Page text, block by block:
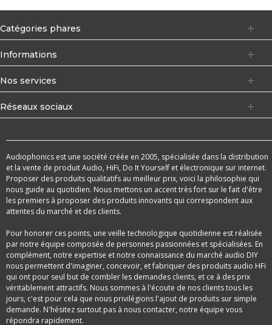
Catégories phares
Informations
Nos services
Réseaux sociaux
Audiophonics est une société créée en 2005, spécialisée dans la distribution
et la vente de produit Audio, HiFi, Do It Yourself et électronique sur internet.
Proposer des produits qualitatifs au meilleur prix, voici la philosophie qui
nous guide au quotidien. Nous mettons un accent très fort sur le fait d'être
les premiers à proposer des produits innovants qui correspondent aux
attentes du marché et des clients.
Pour honorer ces points, une veille technologique quotidienne est réalisée
par notre équipe composée de personnes passionnées et spécialisées. En
complément, notre expertise et notre connaissance du marché audio DIY
nous permettent d'imaginer, concevoir, et fabriquer des produits audio HFi
qui ont pour seul but de combler les demandes clients, et ce à des prix
véritablement attractifs. Nous sommes à l'écoute de nos clients tous les
jours, c'est pour cela que nous privilégions l'ajout de produits sur simple
demande. N'hésitez surtout pas à nous contacter, notre équipe vous
répondra rapidement.